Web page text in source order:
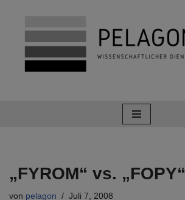
Zum
Inhalt
springen
„FYROM“ vs. „FOPY“
von pelagon Juli 7, 2008